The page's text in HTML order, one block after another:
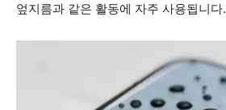
엎지름과 같은 활동에 자주 사용됩니다.